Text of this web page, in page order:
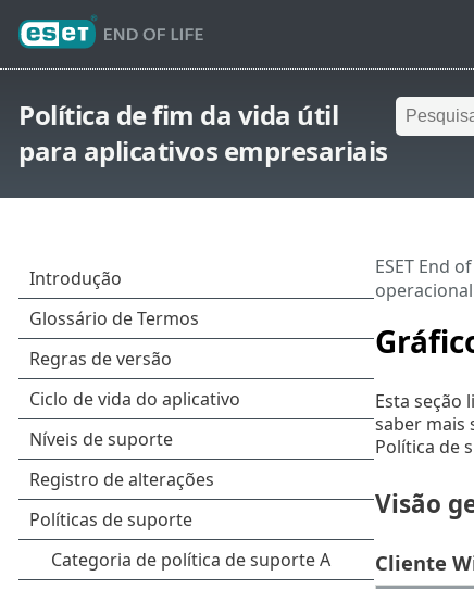
Política de fim da vida útil
para aplicativos empresariais
ESET End
operacional
Esta seção
saber mais
Política de
Visão
Cliente